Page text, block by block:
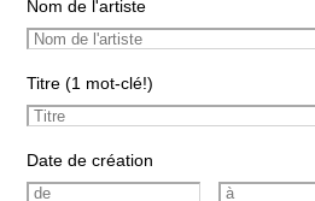
Nom de l'artiste
Titre (1 mot-clé!)
Date de création